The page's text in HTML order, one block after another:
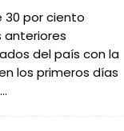
30 por ciento
anteriores
del país con la
los primeros días